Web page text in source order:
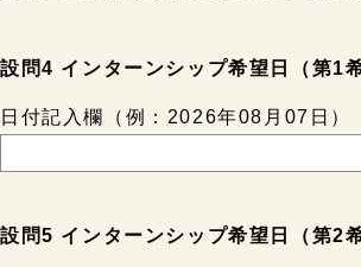
設問4 インターンシップ希望日（第1希
日付記入欄（例：2026年08月07日）
設問5 インターンシップ希望日（第2希